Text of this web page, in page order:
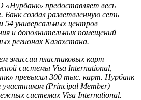
«Нурбанк» предоставляет весь
Банк создал разветвленную сеть
54 универсальных центров
и дополнительных помещений
регионах Казахстана.
эмиссии пластиковых карт
системы Visa International,
превысил 300 тыс. карт. Нурбанк
участником (Principal Member)
системах Visa International.